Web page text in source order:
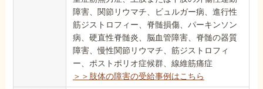
障害、関節リウマチ、ビュルガー病、進行性
筋ジストロフィー、脊髄損傷、パーキンソン
病、硬直性脊髄炎、脳血管障害、脊髄の器質
障害、慢性関節リウマチ、筋ジストロフィ
ー、ポストポリオ症候群、線維筋痛症
＞＞肢体の障害の受給事例はこちら